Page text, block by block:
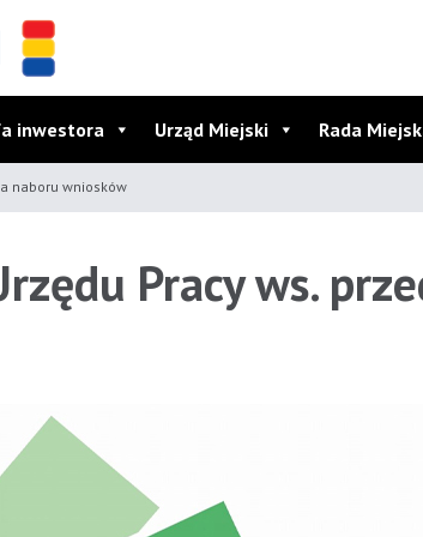
inwestora Urząd Miejski Rada
naboru wniosków
Pracy ws.